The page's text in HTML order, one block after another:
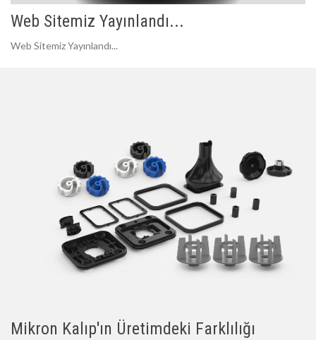
Web Sitemiz Yayınlandı...
Web Sitemiz Yayınlandı...
Mikron Kalıp'ın Üretimdeki Farklılığı